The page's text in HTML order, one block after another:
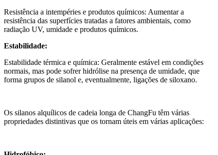
Resistência a intempéries e produtos químicos: Aumentar a
resistência das superfícies tratadas a fatores ambientais, como
radiação UV, umidade e produtos químicos.
Estabilidade:
Estabilidade térmica e química: Geralmente estável em condições
normais, mas pode sofrer hidrólise na presença de umidade, que
forma grupos de silanol e, eventualmente, ligações de siloxano.
Os silanos alquílicos de cadeia longa de ChangFu têm várias
propriedades distintivas que os tornam úteis em várias aplicações: